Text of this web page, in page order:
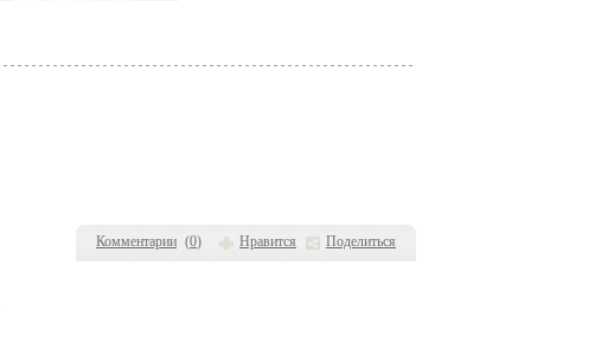
Комментарии (0) Нравится Поделиться